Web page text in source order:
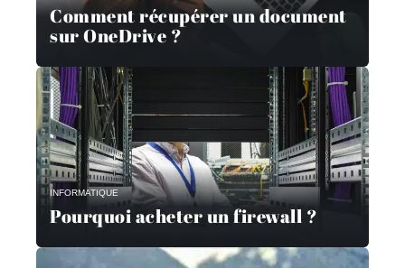
Comment récupérer un document
sur OneDrive ?
INFORMATIQUE
Pourquoi acheter un firewall ?